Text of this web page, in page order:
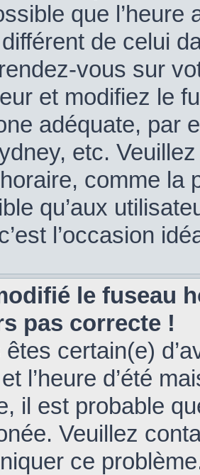
que
de celui
vous sur
et modifiez le
adéquate, par
etc.
comme la
qu’aux
l’occasion
le fuseau
pas correcte !
certain(e)
l’heure d’été
il est probable
Veuillez
ce